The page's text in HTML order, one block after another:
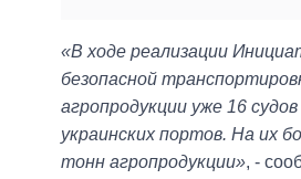
«В ходе реализации
безопасной
агропродукции уже 16
украинских портов. На их
тонн агропродукции», -